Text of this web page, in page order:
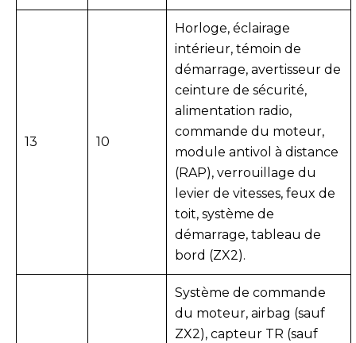
13 10
Horloge, éclairage
intérieur, témoin de
démarrage, avertisseur de
ceinture de sécurité,
alimentation radio,
commande du moteur,
module antivol à distance
(RAP), verrouillage du
levier de vitesses, feux de
toit, système de
démarrage, tableau de
bord (ZX2).
Système de commande
du moteur, airbag (sauf
ZX2), capteur TR (sauf